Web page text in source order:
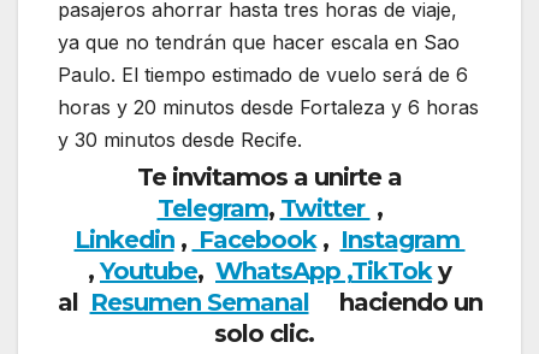
pasajeros ahorrar hasta tres horas de viaje,
ya que no tendrán que hacer escala en Sao
Paulo. El tiempo estimado de vuelo será de 6
horas y 20 minutos desde Fortaleza y 6 horas
y 30 minutos desde Recife.
Te invitamos a unirte a
Telegram, Twitter ,
Linkedin, Facebook, Instagram
,Youtube, WhatsApp ,TikToky
al Resumen Semanalhaciendo un
solo clic.